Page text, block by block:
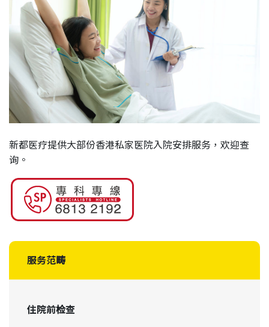
新都医疗提供大部份香港私家医院入院安排服务，欢迎查
询。
服务范畴
住院前检查